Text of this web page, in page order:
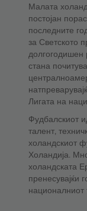
Малата
постојан
последните
за Светското
долгогодишен
стана
Лигата на
Фудбалскиот
талент,
холандскиот
Холандија.
холандската
пренесувајќи
националниот